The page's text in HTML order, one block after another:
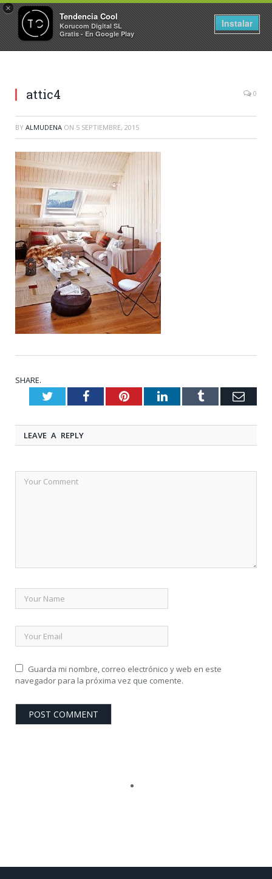
×
Tendencia Cool
Korucom Digital SL
Gratis - En Google Play
Instalar
attic4 0
BY ALMUDENA ON 5 SEPTIEMBRE, 2015
SHARE.
TwitterFacebookPinterestLinkedInTumblr
LEAVE A REPLY
Guarda mi nombre, correo electrónico y web en este
navegador para la próxima vez que comente.